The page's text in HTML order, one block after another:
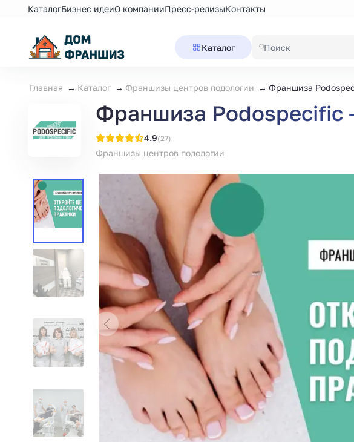
КаталогБизнес идеиО компанииПресс-релизыКонтакты
Каталог
Главная Каталог Франшизы центров подологии Франшиза
Франшиза Podospecific
4.9(27)
Франшизы центров подологии